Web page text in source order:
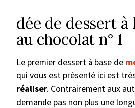
dée de dessert à
au chocolat n° 1
Le premier dessert à base de
qui vous est présenté ici est très
réaliser. Contrairement aux
demande pas non plus une